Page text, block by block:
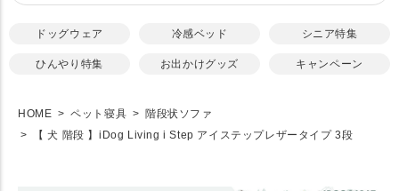
ドッグウェア 冷感ベッド シニア特集
ひんやり特集 お出かけグッズ キャンペーン
HOME ペット寝具
階段状ソファ
【 犬 階段 】iDog Living i Step アイステップレザータイプ 3段